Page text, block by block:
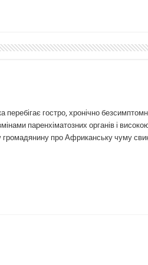
перебігає гостро, хронічно
паренхіматозних органів і
громадянину про Африканську чуму